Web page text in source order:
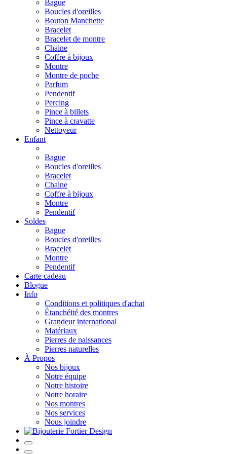
Bague
Boucles d'oreilles
Bouton Manchette
Bracelet
Bracelet de montre
Chaine
Coffre à bijoux
Montre
Montre de poche
Parfum
Pendentif
Percing
Pince à billets
Pince à cravatte
Nettoyeur
Enfant
Bague
Boucles d'oreilles
Bracelet
Chaine
Coffre à bijoux
Montre
Pendentif
Soldes
Bague
Boucles d'oreilles
Bracelet
Montre
Pendentif
Carte cadeau
Blogue
Info
Conditions et politiques d'achat
Étanchéité des montres
Grandeur international
Matériaux
Pierres de naissances
Pierres naturelles
À Propos
Nos bijoux
Notre équipe
Notre histoire
Notre horaire
Nos montres
Nos services
Nous joindre